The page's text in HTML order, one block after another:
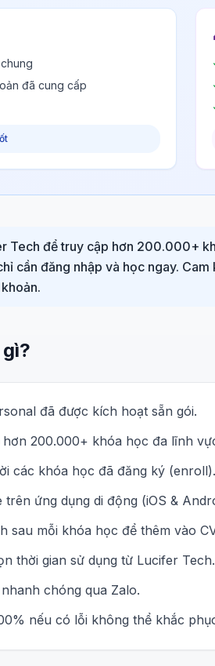
đã cung cấp
Tech để truy cập hơn 200.000+
cần đăng nhập và học ngay.
đã được kích hoạt sẵn gói.
200.000+ khóa học đa lĩnh
các khóa học đã đăng ký (enroll).
ứng dụng di động (iOS &
sau mỗi khóa học để thêm vào
thời gian sử dụng từ Lucifer Tech.
chóng qua Zalo.
nếu có lỗi không thể khắc